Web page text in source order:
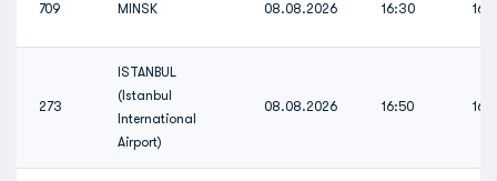
709 MINSK 08.08.2026 16:30
273
ISTANBUL
(Istanbul
International
Airport)
08.08.2026 16:50